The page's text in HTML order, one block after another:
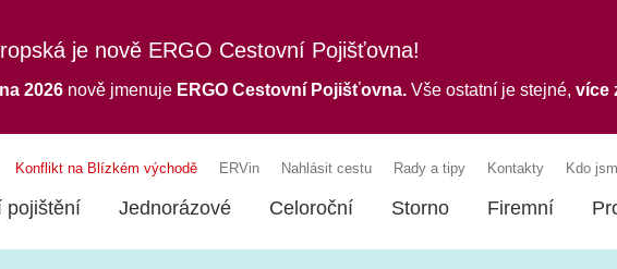
je nově ERGO Cestovní Pojišťovna!
2026 nově jmenuje ERGO Cestovní Pojišťovna.Vše ostatní je stejné, více
Konflikt na Blízkém východě ERVin Nahlásit cestu Rady a tipy Kontakty Kdo
pojištění Jednorázové Celoroční Storno Firemní